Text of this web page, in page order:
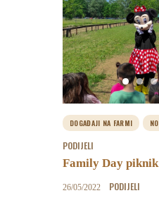
DOGAĐAJI NA FARMI
PODIJELI
Family Day piknik
26/05/2022 PODIJELI